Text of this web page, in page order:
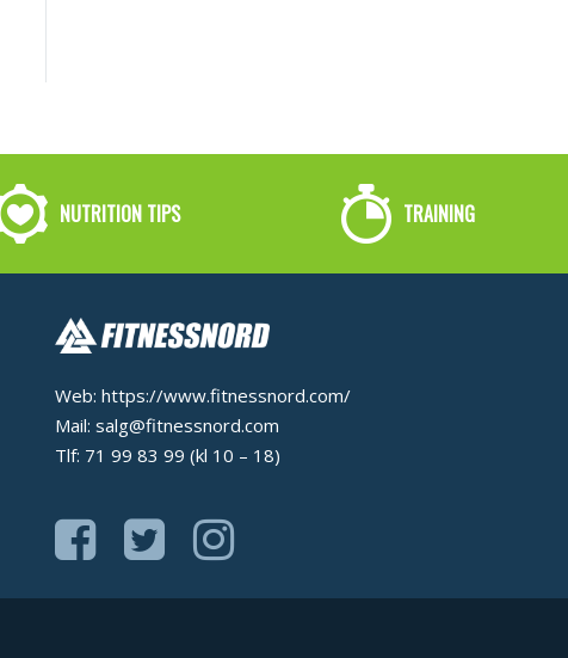
NUTRITION TIPS TRAINING
Web: https://www.fitnessnord.com/
Mail: salg@fitnessnord.com
Tlf: 71 99 83 99 (kl 10 – 18)
SOCIAL
ICONS